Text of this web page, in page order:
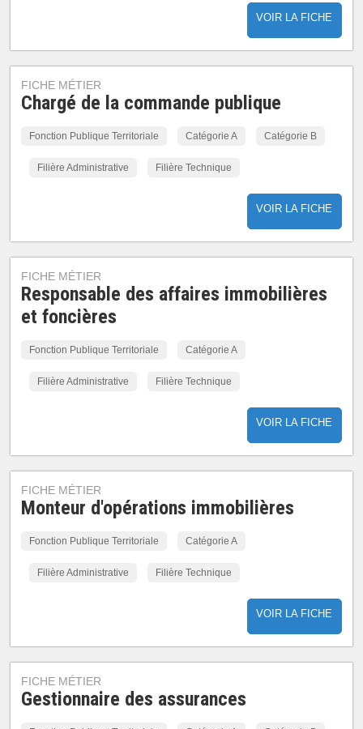
VOIR LA FICHE
FICHE MÉTIER
Chargé de la commande publique
Fonction Publique Territoriale Catégorie A Catégorie B
Filière Administrative Filière Technique
VOIR LA FICHE
FICHE MÉTIER
Responsable des affaires immobilières
et foncières
Fonction Publique Territoriale Catégorie A
Filière Administrative Filière Technique
VOIR LA FICHE
FICHE MÉTIER
Monteur d'opérations immobilières
Fonction Publique Territoriale Catégorie A
Filière Administrative Filière Technique
VOIR LA FICHE
FICHE MÉTIER
Gestionnaire des assurances